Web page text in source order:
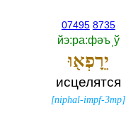
07495 8735
йэ:ра:фәъˌў
יֵרָפְא֖וּ
исцелятся
[niphal-impf-3mp]